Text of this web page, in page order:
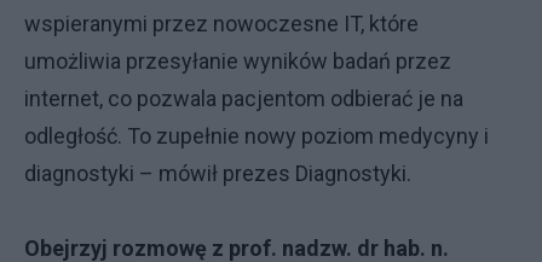
wspieranymi przez nowoczesne IT, które
umożliwia przesyłanie wyników badań przez
internet, co pozwala pacjentom odbierać je na
odległość. To zupełnie nowy poziom medycyny i
diagnostyki – mówił prezes Diagnostyki.
Obejrzyj rozmowę z prof. nadzw. dr hab. n.